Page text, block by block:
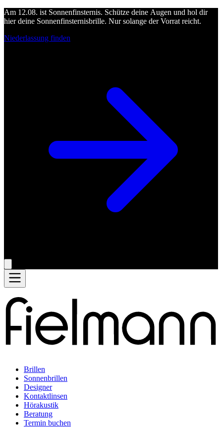
Am 12.08. ist Sonnenfinsternis. Schütze deine Augen und hol dir
hier deine Sonnenfinsternisbrille. Nur solange der Vorrat reicht.
Niederlassung finden
Brillen
Sonnenbrillen
Designer
Kontaktlinsen
Hörakustik
Beratung
Termin buchen